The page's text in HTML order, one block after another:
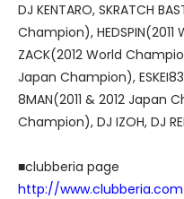
DJ KENTARO, SKRATCH
Champion),
ZACK(2012 World
Japan Champion),
8MAN(2011 & 2012 Japan
Champion), DJ IZOH, DJ
■clubberia page
http://